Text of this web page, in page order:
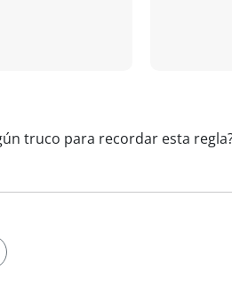
truco para recordar esta